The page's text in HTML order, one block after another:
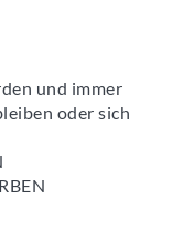
und immer
oder sich